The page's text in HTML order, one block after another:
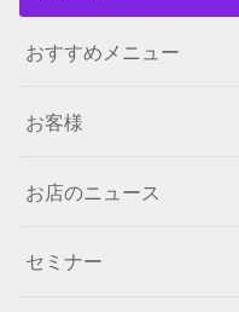
おすすめメニュー
お客様
お店のニュース
セミナー